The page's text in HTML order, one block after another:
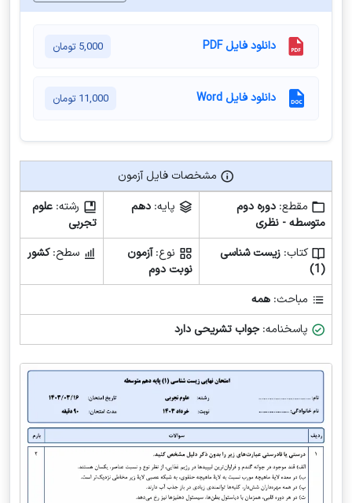
دانلود فایل PDF 5,000 تومان
دانلود فایل Word 11,000 تومان
مشخصات فایل آزمون
مشخصات فایل آزمون
مقطع: دوره دوم
متوسطه - نظری
پایه: دهم رشته: علوم
تجربی
کتاب: زیست شناسی
(1)
نوع:آزمون
نوبت دوم
سطح:کشور
مباحث: همه
پاسخنامه: جواب تشریحی دارد